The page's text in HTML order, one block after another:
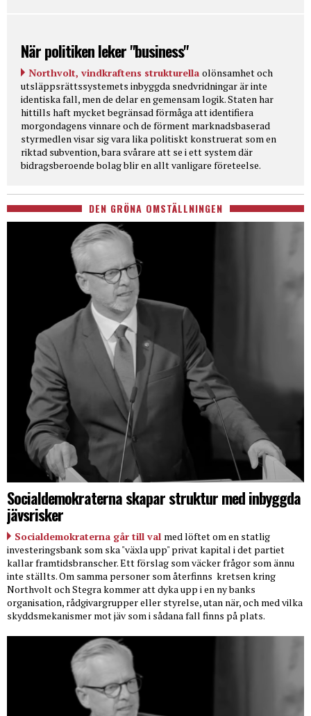
När politiken leker "business"
Northvolt, vindkraftens strukturella olönsamhet och
utsläppsrättssystemets inbyggda snedvridningar är inte
identiska fall, men de delar en gemensam logik. Staten har
hittills haft mycket begränsad förmåga att identifiera
morgondagens vinnare och de förment marknadsbaserad
styrmedlen visar sig vara lika politiskt konstruerat som en
riktad subvention, bara svårare att se i ett system där
bidragsberoende bolag blir en allt vanligare företeelse.
DEN GRÖNA OMSTÄLLNINGEN
Socialdemokraterna skapar struktur med inbyggda
jävsrisker
Socialdemokraterna går till val med löftet om en statlig
investeringsbank som ska "växla upp" privat kapital i det partiet
kallar framtidsbranscher. Ett förslag som väcker frågor som ännu
inte ställts. Om samma personer som återfinns kretsen kring
Northvolt och Stegra kommer att dyka upp i en ny banks
organisation, rådgivargrupper eller styrelse, utan när, och med vilka
skyddsmekanismer mot jäv som i sådana fall finns på plats.